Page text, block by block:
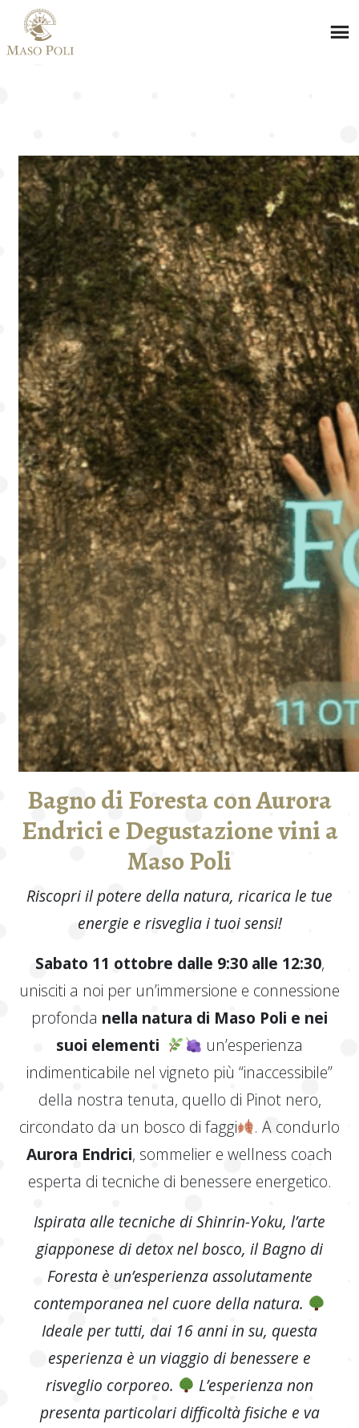
Bagno di Forestacon Aurora
Endrici e Degustazione vini a
Maso Poli
Riscopri il potere della natura, ricarica le tue
energie e risveglia i tuoi sensi!
Sabato 11 ottobre dalle 9:30 alle 12:30,
unisciti a noi per un’immersione e connessione
profonda nella natura di Maso Poli e nei
suoi elementi
un’esperienza
indimenticabile nel vigneto più “inaccessibile”
della nostra tenuta, quello di Pinot nero,
circondato da un bosco di faggi
. A condurlo
Aurora Endrici, sommelier e wellness coach
esperta di tecniche di benessere energetico.
Ispirata alle tecniche di Shinrin-Yoku, l’arte
giapponese di detox nel bosco, il Bagno di
Foresta è un’esperienza assolutamente
contemporanea nel cuore della natura.
Ideale per tutti, dai 16 anni in su, questa
esperienza è un viaggio di benessere e
risveglio corporeo.
L’esperienza non
presenta particolari difficoltà fisiche e va